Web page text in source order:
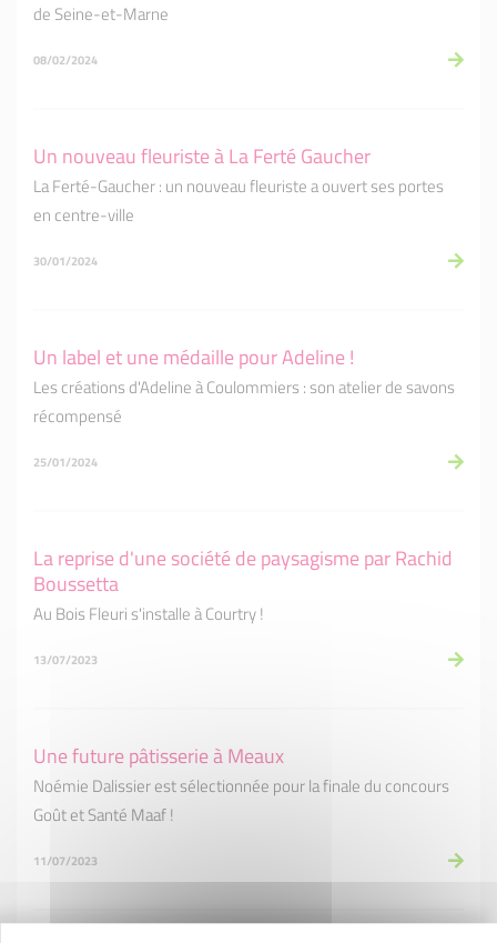
de Seine-et-Marne
08/02/2024
Un nouveau fleuriste à La Ferté Gaucher
La Ferté-Gaucher : un nouveau fleuriste a ouvert ses portes
en centre-ville
30/01/2024
Un label et une médaille pour Adeline !
Les créations d'Adeline à Coulommiers : son atelier de savons
récompensé
25/01/2024
La reprise d'une société de paysagisme par Rachid
Boussetta
Au Bois Fleuri s'installe à Courtry !
13/07/2023
Une future pâtisserie à Meaux
Noémie Dalissier est sélectionnée pour la finale du concours
Goût et Santé Maaf !
11/07/2023